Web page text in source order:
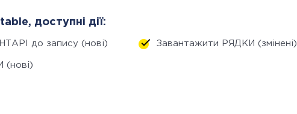
доступні дії:
до запису (нові) Завантажити РЯДКИ (змінені)
(нові)